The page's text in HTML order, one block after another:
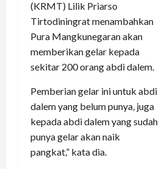
(KRMT) Lilik Priarso
Tirtodiningrat menambahkan
Pura Mangkunegaran akan
memberikan gelar kepada
sekitar 200 orang abdi dalem.
Pemberian gelar ini untuk abdi
dalem yang belum punya, juga
kepada abdi dalem yang sudah
punya gelar akan naik
pangkat,” kata dia.